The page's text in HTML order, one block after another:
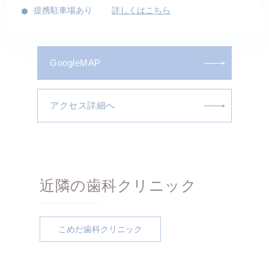
提携駐車場あり詳しくはこちら
GoogleMAP
アクセス詳細へ
近隣の歯科クリニック
こめだ歯科クリニック